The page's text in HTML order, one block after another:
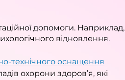
допомоги. Наприклад,
відновлення.
технічного оснащення
охорони здоров’я, які